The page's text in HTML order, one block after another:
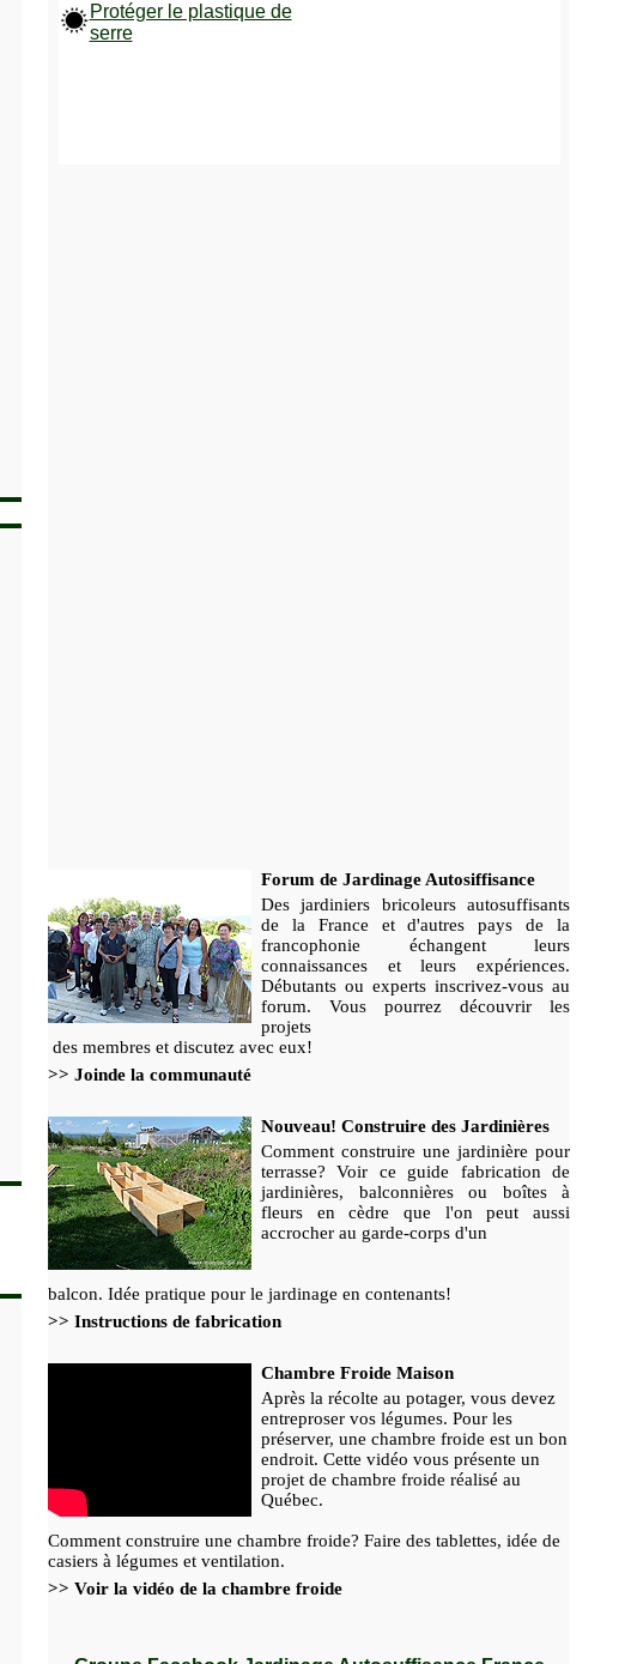
Protéger le plastique de
serre
Forum de Jardinage Autosiffisance
Des jardiniers bricoleurs autosuffisants
de la France et d'autres pays de la
francophonie échangent leurs
connaissances et leurs expériences.
Débutants ou experts inscrivez-vous au
forum. Vous pourrez découvrir les
projets
des membres et discutez avec eux!
>> Joinde la communauté
Nouveau! Construire des Jardinières
Comment construire une jardinière pour
terrasse? Voir ce guide fabrication de
jardinières, balconnières ou boîtes à
fleurs en cèdre que l'on peut aussi
accrocher au garde-corps d'un
balcon. Idée pratique pour le jardinage en contenants!
>> Instructions de fabrication
Chambre Froide Maison
Après la récolte au potager, vous devez
entreproser vos légumes. Pour les
préserver, une chambre froide est un bon
endroit. Cette vidéo vous présente un
projet de chambre froide réalisé au
Québec.
Comment construire une chambre froide? Faire des tablettes, idée de
casiers à légumes et ventilation.
>> Voir la vidéo de la chambre froide